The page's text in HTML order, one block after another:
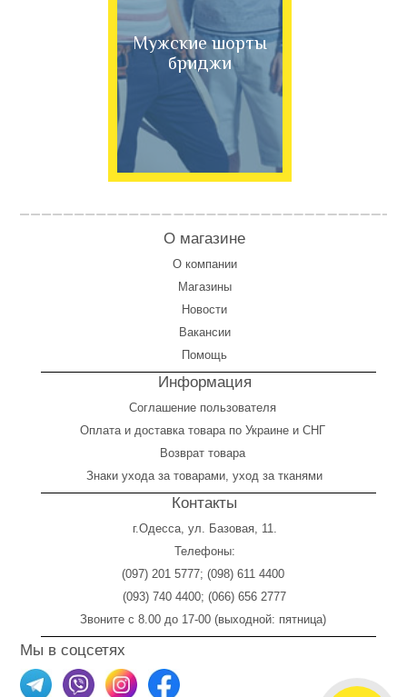
Мужские шорты
бриджи
О магазине
О компании
Магазины
Новости
Вакансии
Помощь
Информация
Соглашение пользователя
Оплатаи доставка товара по Украине и СНГ
Возврат товара
Знаки ухода за товарами, уход за тканями
Контакты
г.Одесса, ул. Базовая, 11.
Телефоны:
(097) 201 5777; (098) 611 4400
(093) 740 4400; (066) 656 2777
Звоните с 8.00 до 17-00 (выходной: пятница)
Мы в соцсетях